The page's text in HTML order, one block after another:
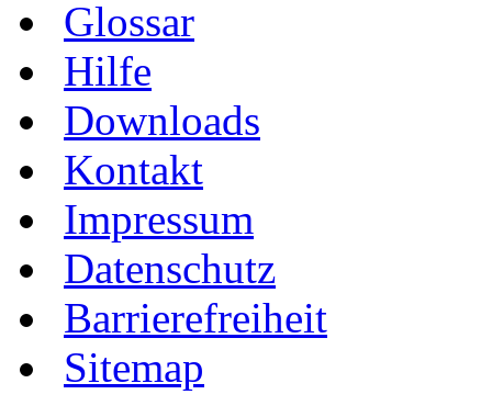
Glossar
Hilfe
Downloads
Kontakt
Impressum
Datenschutz
Barrierefreiheit
Sitemap